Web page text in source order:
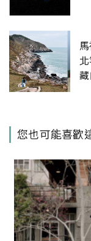
您也可能喜歡